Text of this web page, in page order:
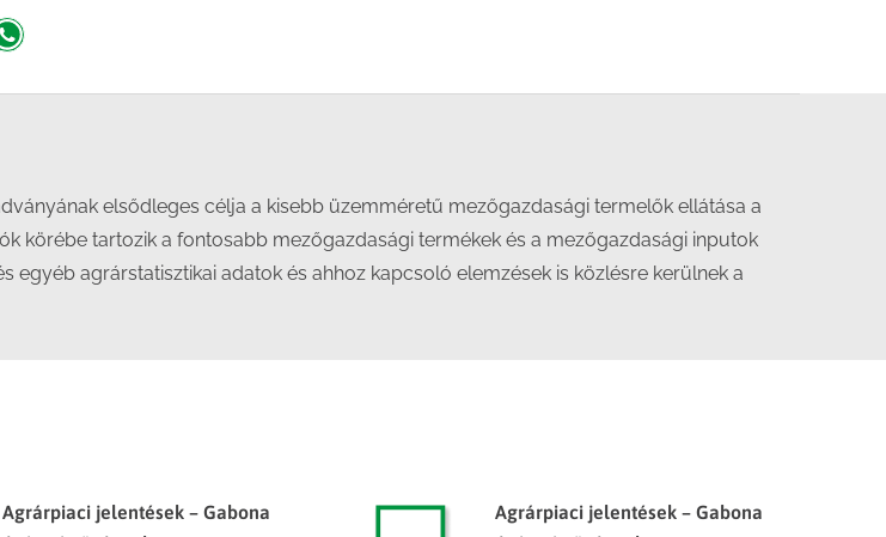
Share
elsődleges célja a kisebb üzemméretű mezőgazdasági termelők ellátása a
körébe tartozik a fontosabb mezőgazdasági termékek és a mezőgazdasági inputok
egyéb agrárstatisztikai adatok és ahhoz kapcsoló elemzések is közlésre kerülnek a
Agrárpiaci jelentések – Gabona
Agrárpiaci jelentések – Gabona